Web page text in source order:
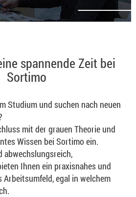
spannende Zeit bei
Sortimo
Studium und suchen nach neuen
mit der grauen Theorie und
Wissen bei Sortimo ein.
abwechslungsreich,
Ihnen ein praxisnahes und
egal in welchem